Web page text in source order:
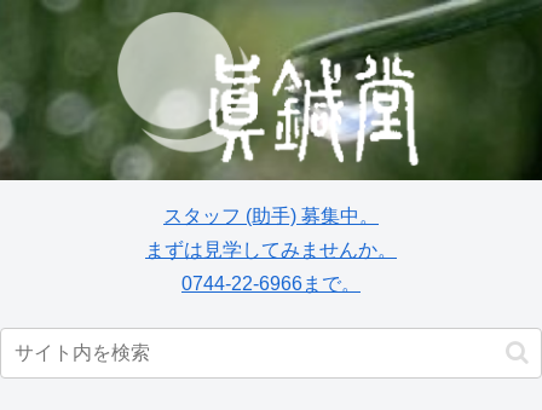
スタッフ (助手) 募集中。
まずは見学してみませんか。
0744-22-6966まで。